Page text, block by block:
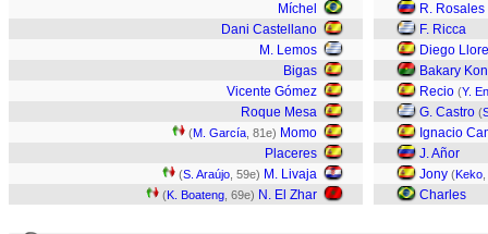
Míchel
Dani Castellano
M. Lemos
Bigas
Vicente Gómez
Roque Mesa
(M. García , 81e) Momo
Placeres
(S. Araújo , 59e) M. Livaja
(K. Boateng , 69e) N. El Zhar
R. Rosales
F. Ricca
Diego
Bakary
Recio (Y.
G. Castro (
Ignacio
J. Añor
Jony (Keko
Charles